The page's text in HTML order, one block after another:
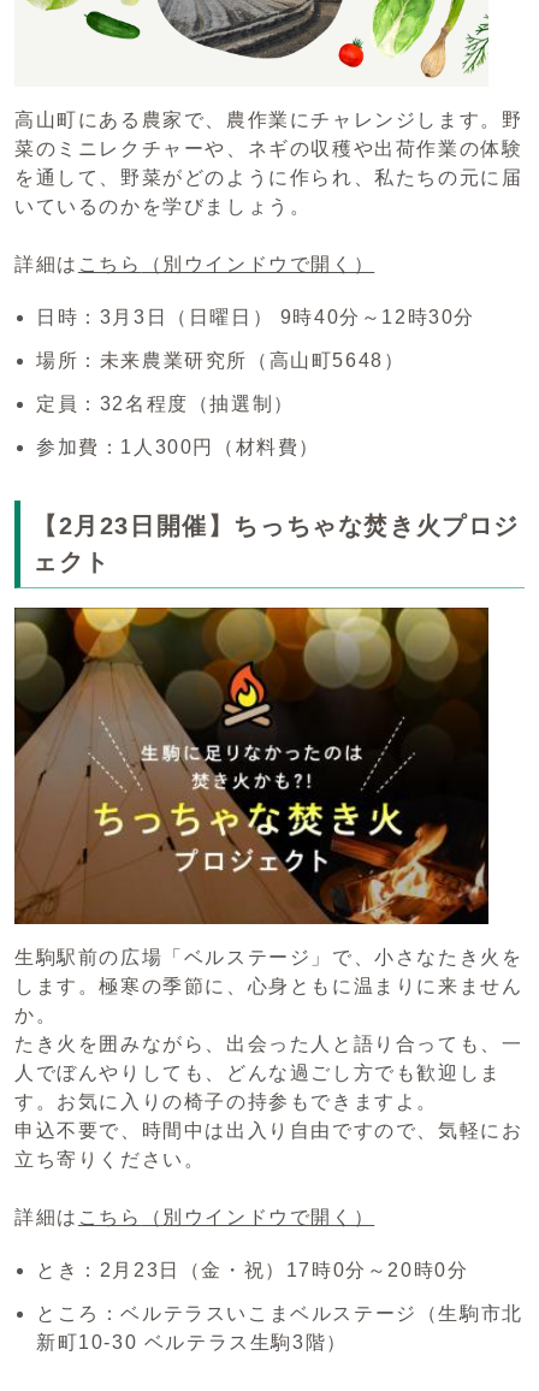
高山町にある農家で、農作業にチャレンジします。野
菜のミニレクチャーや、ネギの収穫や出荷作業の体験
を通して、野菜がどのように作られ、私たちの元に届
いているのかを学びましょう。
詳細は こちら （別ウインドウで開く）
日時：3月3日（日曜日） 9時40分～12時30分
場所：未来農業研究所（高山町5648）
定員：32名程度（抽選制）
参加費：1人300円（材料費）
【2月23日開催】ちっちゃな焚き火プロジ
ェクト
生駒駅前の広場「ベルステージ」で、小さなたき火を
します。極寒の季節に、心身ともに温まりに来ません
か。
たき火を囲みながら、出会った人と語り合っても、一
人でぼんやりしても、どんな過ごし方でも歓迎しま
す。お気に入りの椅子の持参もできますよ。
申込不要で、時間中は出入り自由ですので、気軽にお
立ち寄りください。
詳細は こちら （別ウインドウで開く）
とき：2月23日（金・祝）17時0分～20時0分
ところ：ベルテラスいこまベルステージ（生駒市北
新町10-30 ベルテラス生駒3階）